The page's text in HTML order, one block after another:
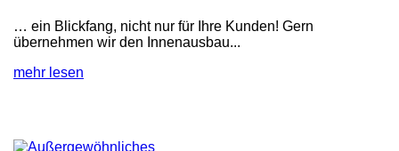
… ein Blickfang, nicht nur für Ihre Kunden! Gern
übernehmen wir den Innenausbau...
mehr lesen